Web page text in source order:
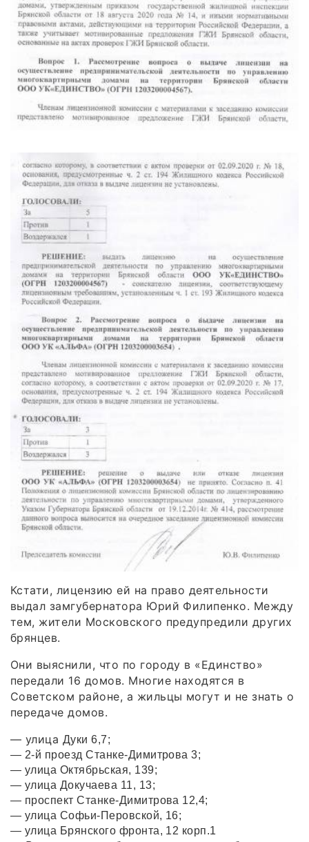
Кстати, лицензию ей на право деятельности
выдал замгубернатора Юрий Филипенко. Между
тем, жители Московского предупредили других
брянцев.
Они выяснили, что по городу в «Единство»
передали 16 домов. Многие находятся в
Советском районе, а жильцы могут и не знать о
передаче домов.
— улица Дуки 6,7;
— 2-й проезд Станке-Димитрова 3;
— улица Октябрьская, 139;
— улица Докучаева 11, 13;
— проспект Станке-Димитрова 12,4;
— улица Софьи-Перовской, 16;
— улица Брянского фронта, 12 корп.1